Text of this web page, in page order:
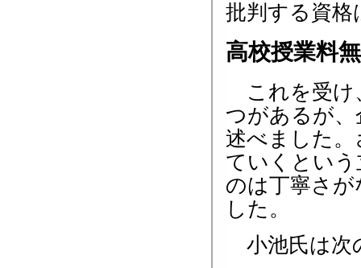
批判する資格
高校授業料
これを受け
つがあるが
述べました。
ていくとい
のは丁寧さ
した。
小池氏は次